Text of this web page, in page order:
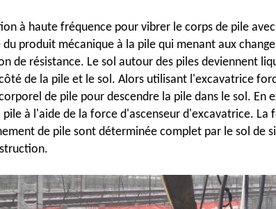
à haute fréquence pour vibrer le corps de pile
produit mécanique à la pile qui menant aux
de résistance. Le sol autour des piles deviennent
de la pile et le sol. Alors utilisant l'excavatrice
de pile pour descendre la pile dans le sol.
à l'aide de la force d'ascenseur d'excavatrice.
de pile sont déterminée complet par le sol de